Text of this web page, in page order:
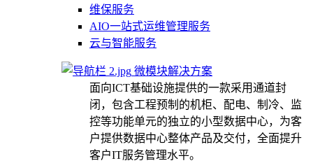
维保服务
AIO一站式运维管理服务
云与智能服务
微模块解决方案
面向ICT基础设施提供的一款采用通道封
闭，包含工程预制的机柜、配电、制冷、监
控等功能单元的独立的小型数据中心，为客
户提供数据中心整体产品及交付，全面提升
客户IT服务管理水平。